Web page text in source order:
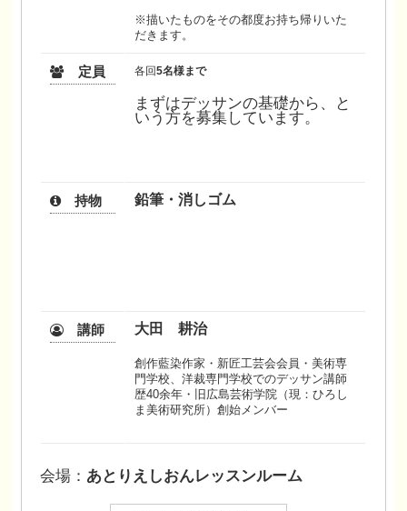
※描いたものをその都度お持ち帰りいた
だきます。
定員 各回5名様まで
まずはデッサンの基礎から、と
いう方を募集しています。
持物 鉛筆・消しゴム
講師 大田 耕治
創作藍染作家・新匠工芸会会員・美術専
門学校、洋裁専門学校でのデッサン講師
歴40余年・旧広島芸術学院（現：ひろし
ま美術研究所）創始メンバー
会場： あとりえしおんレッスンルーム